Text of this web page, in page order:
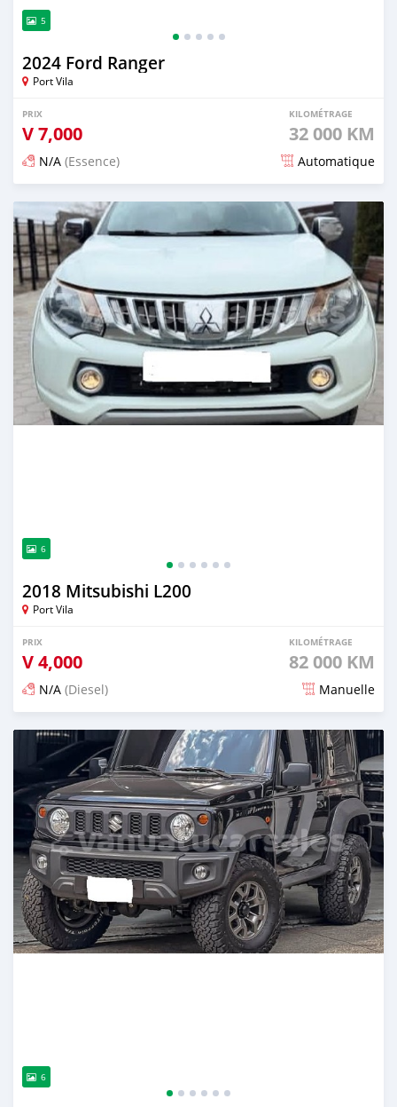
5
2024 Ford Ranger
Port Vila
PRIX
V7,000
KILOMÉTRAGE
32 000 KM
N/A (Essence) Automatique
Publié il y a 3 mois
6
2018 Mitsubishi L200
Port Vila
PRIX
V4,000
KILOMÉTRAGE
82 000 KM
N/A (Diesel) Manuelle
Publié il y a 3 mois
6